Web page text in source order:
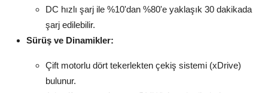
DC hızlı şarj ile %10'dan %80'e yaklaşık 30 dakikada
şarj edilebilir.
Sürüş ve Dinamikler:
Çift motorlu dört tekerlekten çekiş sistemi (xDrive)
bulunur.